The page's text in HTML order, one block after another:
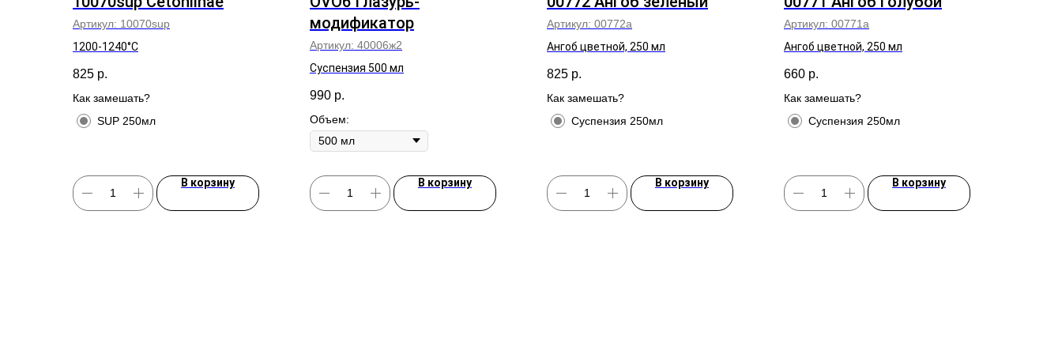
Артикул: 10070sup
1200-1240°C
825 р.
Как замешать?
SUP 250мл
В корзину
модификатор
Артикул: 40006ж2
Суспензия 500 мл
990 р.
Объем:
В корзину
Артикул: 00772а
Ангоб цветной, 250 мл
825 р.
Как замешать?
Суспензия 250мл
В корзину
Артикул: 00771а
Ангоб цветной, 250 мл
660 р.
Как замешать?
Суспензия 250мл
В корзину